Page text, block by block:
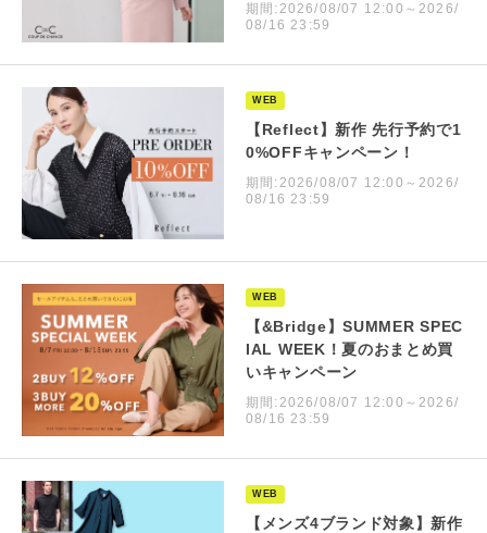
期間:2026/08/07 12:00～2026/
08/16 23:59
WEB
【Reflect】新作 先行予約で1
0%OFFキャンペーン！
期間:2026/08/07 12:00～2026/
08/16 23:59
WEB
【&Bridge】SUMMER SPEC
IAL WEEK！夏のおまとめ買
いキャンペーン
期間:2026/08/07 12:00～2026/
08/16 23:59
WEB
【メンズ4ブランド対象】新作